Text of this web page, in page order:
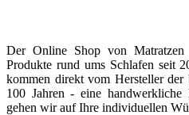
Der Online Shop von
Produkte rund ums Schlafen seit
kommen direkt vom Hersteller der
100 Jahren - eine handwerkliche
gehen wir auf Ihre individuellen